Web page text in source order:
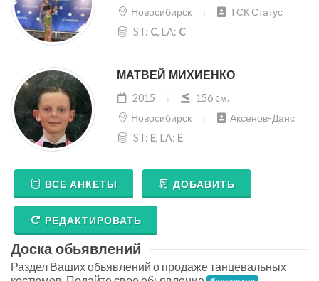
Новосибирск
ТСК Статус
ST: C, LA: C
МАТВЕЙ МИХИЕНКО
2015
156 cм.
Новосибирск
Аксенов-Данс
ST: E, LA: E
ВСЕ АНКЕТЫ ДОБАВИТЬ
РЕДАКТИРОВАТЬ
Доска обьявлений
Раздел Ваших обьявлений о продаже танцевальных